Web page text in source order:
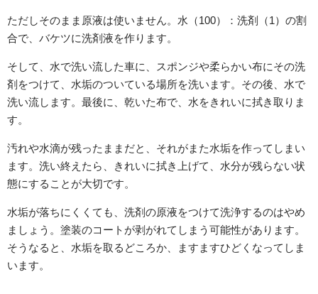
ただしそのまま原液は使いません。水（100）：洗剤（1）の割
合で、バケツに洗剤液を作ります。
そして、水で洗い流した車に、スポンジや柔らかい布にその洗
剤をつけて、水垢のついている場所を洗います。その後、水で
洗い流します。最後に、乾いた布で、水をきれいに拭き取りま
す。
汚れや水滴が残ったままだと、それがまた水垢を作ってしまい
ます。洗い終えたら、きれいに拭き上げて、水分が残らない状
態にすることが大切です。
水垢が落ちにくくても、洗剤の原液をつけて洗浄するのはやめ
ましょう。塗装のコートが剥がれてしまう可能性があります。
そうなると、水垢を取るどころか、ますますひどくなってしま
います。